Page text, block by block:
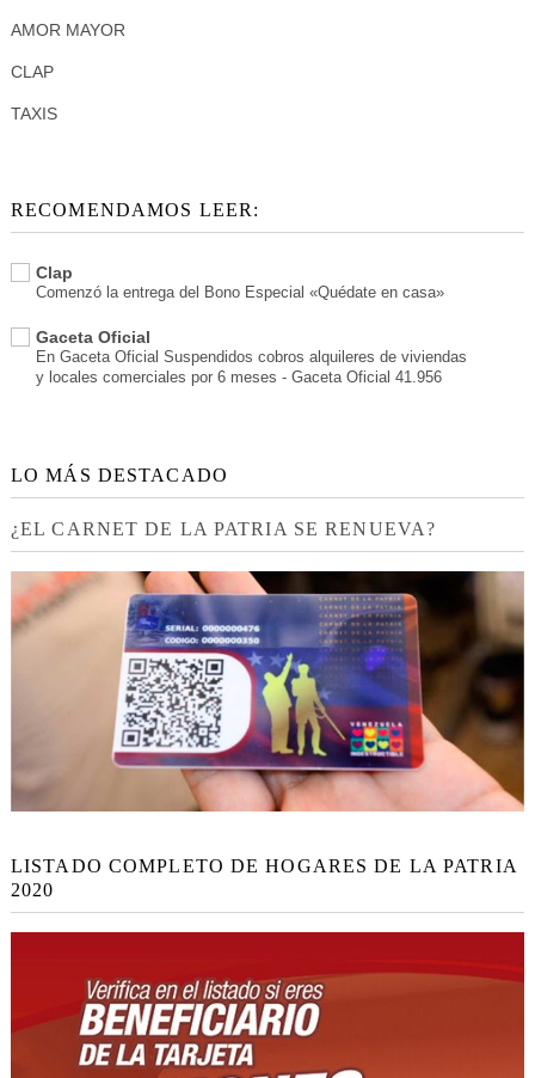
AMOR MAYOR
CLAP
TAXIS
RECOMENDAMOS LEER:
Clap
Comenzó la entrega del Bono Especial «Quédate en casa»
Gaceta Oficial
En Gaceta Oficial Suspendidos cobros alquileres de viviendas
y locales comerciales por 6 meses - Gaceta Oficial 41.956
LO MÁS DESTACADO
¿EL CARNET DE LA PATRIA SE RENUEVA?
LISTADO COMPLETO DE HOGARES DE LA PATRIA
2020